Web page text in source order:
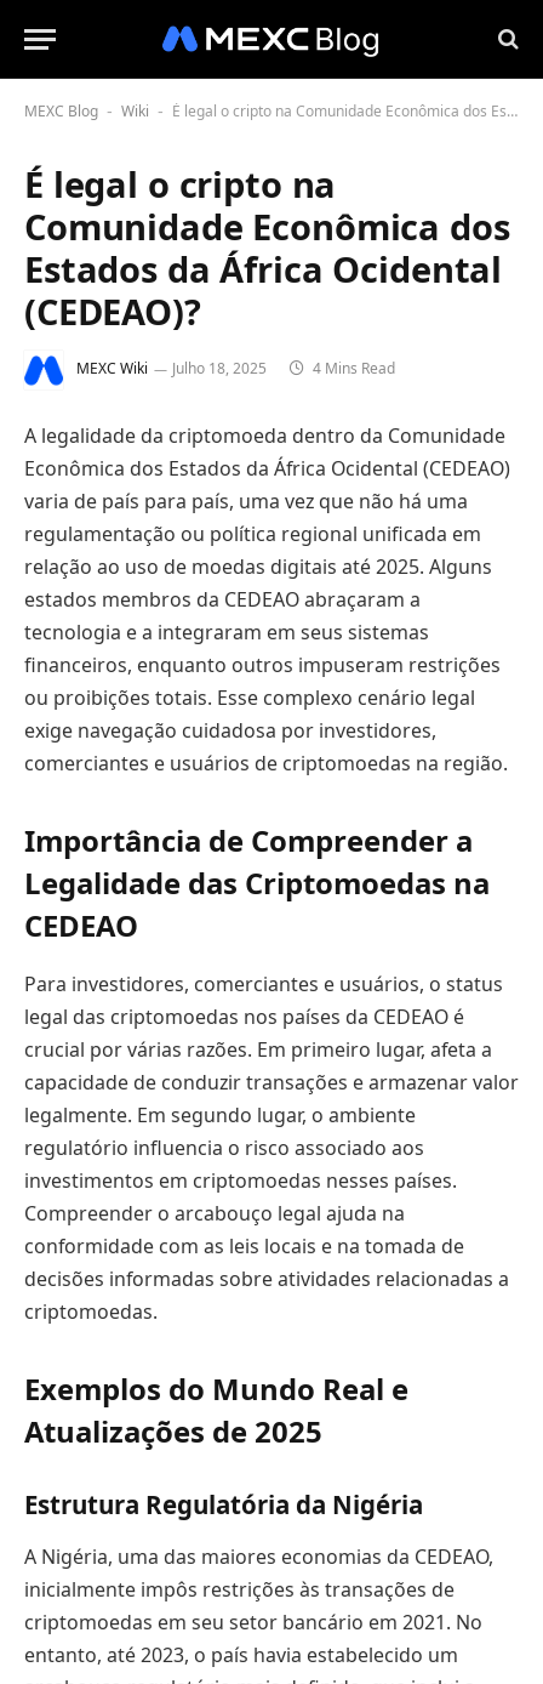
MEXC Blog - Wiki - É legal o cripto na Comunidade Econômica dos Estados da África Ocidental (CEDEAO)?
É legal o cripto na
Comunidade Econômica dos
Estados da África Ocidental
(CEDEAO)?
MEXC Wiki Julho 18, 2025 4 Mins Read
A legalidade da criptomoeda dentro da Comunidade
Econômica dos Estados da África Ocidental (CEDEAO)
varia de país para país, uma vez que não há uma
regulamentação ou política regional unificada em
relação ao uso de moedas digitais até 2025. Alguns
estados membros da CEDEAO abraçaram a
tecnologia e a integraram em seus sistemas
financeiros, enquanto outros impuseram restrições
ou proibições totais. Esse complexo cenário legal
exige navegação cuidadosa por investidores,
comerciantes e usuários de criptomoedas na região.
Importância de Compreender a
Legalidade das Criptomoedas na
CEDEAO
Para investidores, comerciantes e usuários, o status
legal das criptomoedas nos países da CEDEAO é
crucial por várias razões. Em primeiro lugar, afeta a
capacidade de conduzir transações e armazenar valor
legalmente. Em segundo lugar, o ambiente
regulatório influencia o risco associado aos
investimentos em criptomoedas nesses países.
Compreender o arcabouço legal ajuda na
conformidade com as leis locais e na tomada de
decisões informadas sobre atividades relacionadas a
criptomoedas.
Exemplos do Mundo Real e
Atualizações de 2025
Estrutura Regulatória da Nigéria
A Nigéria, uma das maiores economias da CEDEAO,
inicialmente impôs restrições às transações de
criptomoedas em seu setor bancário em 2021. No
entanto, até 2023, o país havia estabelecido um